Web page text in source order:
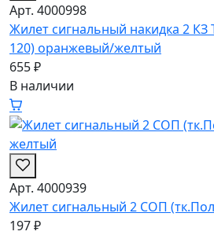
Арт. 4000998
Жилет сигнальный накидка 2 КЗ
120) оранжевый/желтый
655 ₽
В наличии
Арт. 4000939
Жилет сигнальный 2 СОП
197 ₽